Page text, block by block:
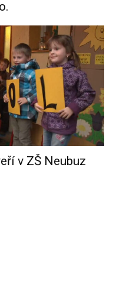
v ZŠ Neubuz